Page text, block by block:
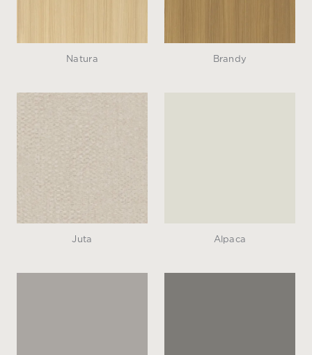
Natura Brandy
Juta Alpaca